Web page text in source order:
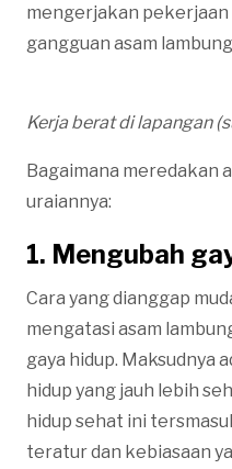
mengerjakan
gangguan asam
Kerja berat di lapangan
Bagaimana meredakan
uraiannya:
1. Mengubah
Cara yang dianggap
mengatasi asam
gaya hidup. Maksudnya
hidup yang jauh lebih
hidup sehat ini
teratur dan kebiasaan